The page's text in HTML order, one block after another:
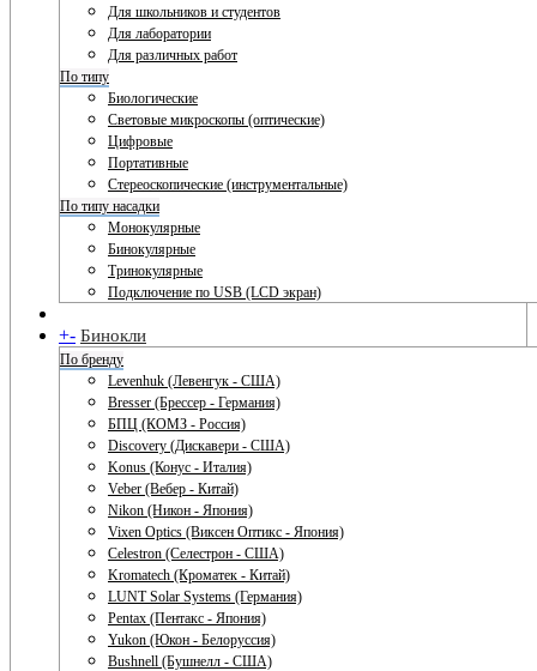
Для школьников и студентов
Для лаборатории
Для различных работ
По типу
Биологические
Световые микроскопы (оптические)
Цифровые
Портативные
Стереоскопические (инструментальные)
По типу насадки
Монокулярные
Бинокулярные
Тринокулярные
Подключение по USB (LCD экран)
+- Бинокли
По бренду
Levenhuk (Левенгук - США)
Bresser (Брессер - Германия)
БПЦ (КОМЗ - Россия)
Discovery (Дискавери - США)
Konus (Конус - Италия)
Veber (Вебер - Китай)
Nikon (Никон - Япония)
Vixen Optics (Виксен Оптикс - Япония)
Celestron (Селестрон - США)
Kromatech (Кроматек - Китай)
LUNT Solar Systems (Германия)
Pentax (Пентакс - Япония)
Yukon (Юкон - Белоруссия)
Bushnell (Бушнелл - США)